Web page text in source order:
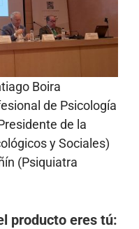
Boira
de Psicología
de la
y Sociales)
(Psiquiatra
producto eres tú: